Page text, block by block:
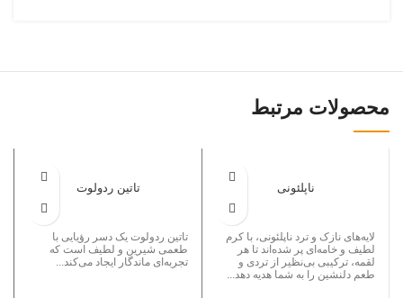
محصولات مرتبط
ناپلئونی
لایه‌های نازک و ترد ناپلئونی، با کرم
لطیف و خامه‌ای پر شده‌اند تا هر
لقمه، ترکیبی بی‌نظیر از تردی و
طعم دلنشین را به شما هدیه دهد...
تاتین ردولوت
تاتین ردولوت یک دسر رؤیایی با
طعمی شیرین و لطیف است که
تجربه‌ای ماندگار ایجاد می‌کند...